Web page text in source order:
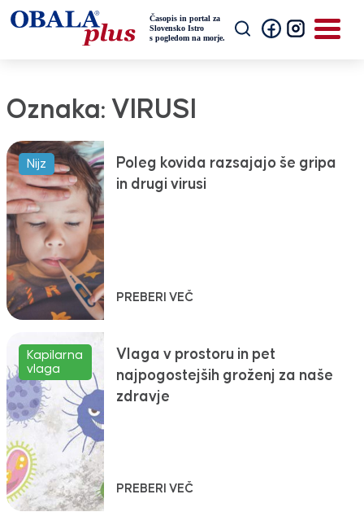
Oznaka: VIRUSI
Nijz
Poleg kovida razsajajo še gripa
in drugi virusi
PREBERI VEČ
Kapilarna
vlaga
Vlaga v prostoru in pet
najpogostejših groženj za naše
zdravje
PREBERI VEČ